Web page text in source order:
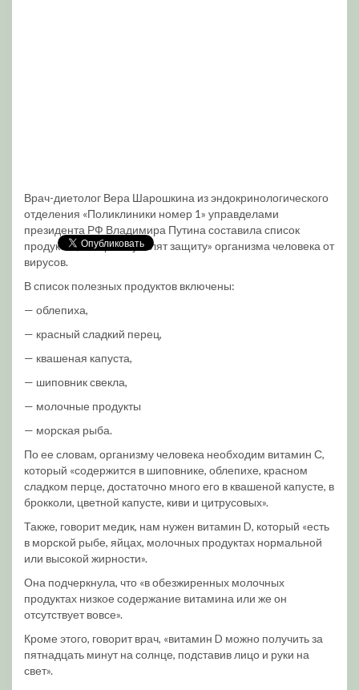
Врач-диетолог Вера Шарошкина из эндокринологического
отделения «Поликлиники номер 1» управделами
президента РФ Владимира Путина составила список
продуктов, которые «усилят защиту» организма человека от
вирусов.
В список полезных продуктов включены:
— облепиха,
— красный сладкий перец,
— квашеная капуста,
— шиповник свекла,
— молочные продукты
— морская рыба.
По ее словам, организму человека необходим витамин С,
который «содержится в шиповнике, облепихе, красном
сладком перце, достаточно много его в квашеной капусте, в
брокколи, цветной капусте, киви и цитрусовых».
Также, говорит медик, нам нужен витамин D, который «есть
в морской рыбе, яйцах, молочных продуктах нормальной
или высокой жирности».
Она подчеркнула, что «в обезжиренных молочных
продуктах низкое содержание витамина или же он
отсутствует вовсе».
Кроме этого, говорит врач, «витамин D можно получить за
пятнадцать минут на солнце, подставив лицо и руки на
свет».